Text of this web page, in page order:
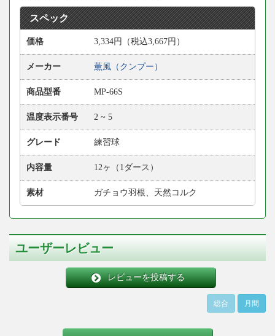
スペック
価格 3,334円（税込3,667円）
メーカー 薫風（クンプー）
商品型番 MP-66S
温度表示番号 2 ~ 5
グレード 練習球
内容量 12ヶ（1ダース）
素材 ガチョウ羽根、天然コルク
ユーザーレビュー
レビューを投稿する
総合 月間